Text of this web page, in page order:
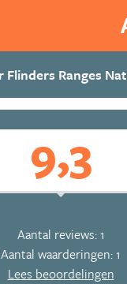
9,3
Aantal reviews: 1
Aantal waarderingen: 1
Lees beoordelingen